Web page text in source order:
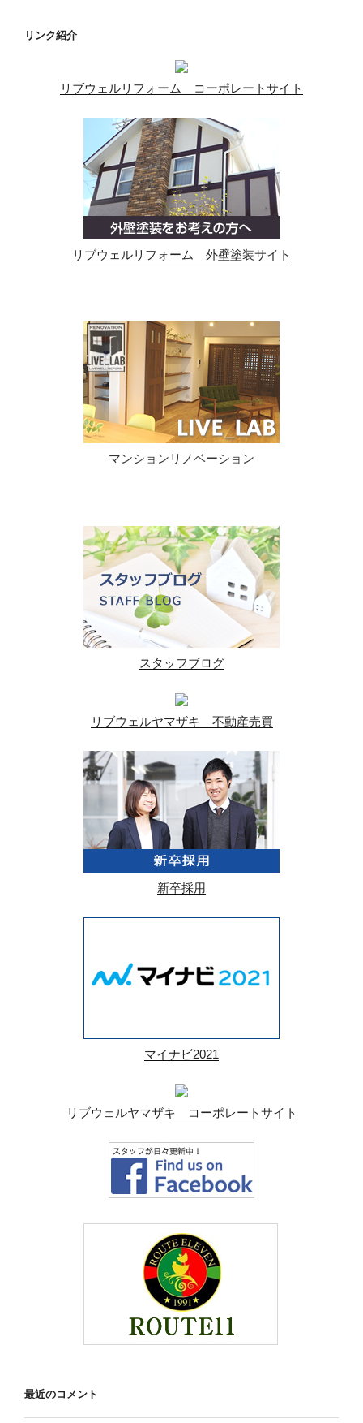
リンク紹介
リブウェルリフォーム コーポレートサイト
リブウェルリフォーム 外壁塗装サイト
マンションリノベーション
スタッフブログ
リブウェルヤマザキ 不動産売買
新卒採用
マイナビ2021
リブウェルヤマザキ コーポレートサイト
最近のコメント